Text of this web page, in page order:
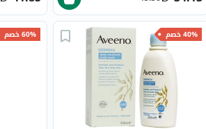
40% خصم 60% خصم